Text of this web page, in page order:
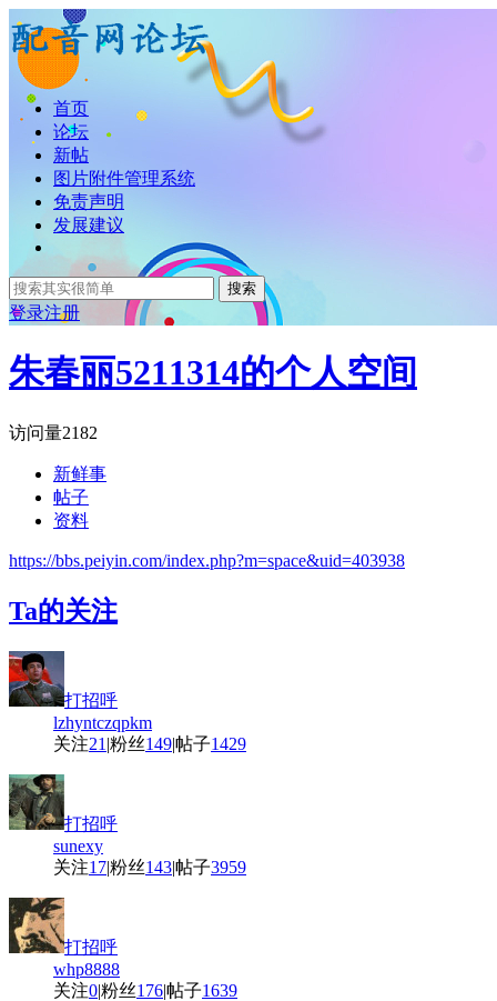
首页
论坛
新帖
图片附件管理系统
免责声明
发展建议
搜索
登录注册
朱春丽5211314的个人空间
访问量2182
新鲜事
帖子
资料
https://bbs.peiyin.com/index.php?m=space&uid=403938
Ta的关注
打招呼
lzhyntczqpkm
关注21 |粉丝149|帖子1429
打招呼
sunexy
关注17|粉丝143|帖子3959
打招呼
whp8888
关注0|粉丝176|帖子1639